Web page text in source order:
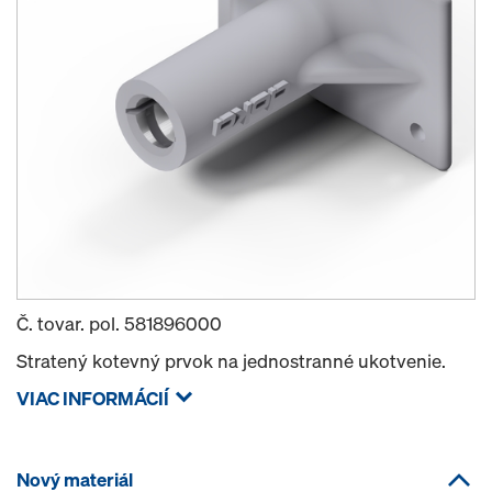
Č. tovar. pol. 581896000
Stratený kotevný prvok na jednostranné ukotvenie.
VIAC INFORMÁCIÍ
Nový materiál